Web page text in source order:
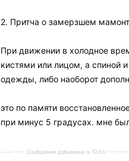
2. Притча о замерзшем
При движении в холодное
кистями или лицом, а спиной
одежды, либо наоборот
это по памяти
при минус 5 градусах. мне
---------- Сообщение добавлено в 12:03